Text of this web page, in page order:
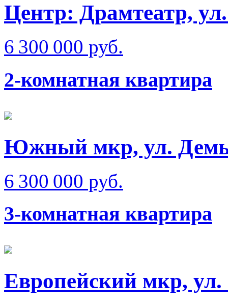
Центр: Драмтеатр,
6 300 000 руб.
2-комнатная квартира
Южный мкр, ул.
6 300 000 руб.
3-комнатная квартира
Европейский мкр, ул.